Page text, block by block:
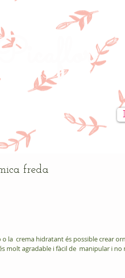
Mobles
freda
la  crema hidratant és possible crear
molt agradable i fàcil de  manipular i no